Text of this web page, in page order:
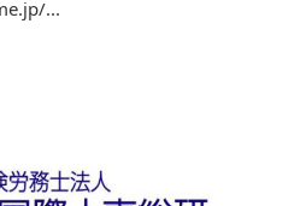
...